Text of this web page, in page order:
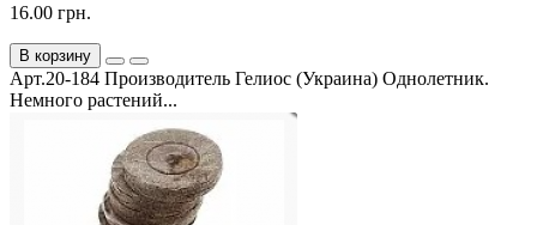
16.00 грн.
В корзину
Арт.20-184 Производитель Гелиос (Украина) Однолетник.
Немного растений...